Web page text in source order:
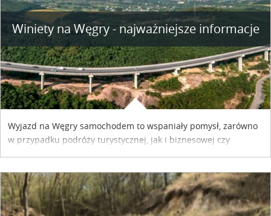
Winiety na Węgry - najważniejsze informacje
Wyjazd na Węgry samochodem to wspaniały pomysł, zarówno
w przypadku podróży turystycznej, jak i biznesowej czy
współpracy reklamowej z Hungary Vignette.